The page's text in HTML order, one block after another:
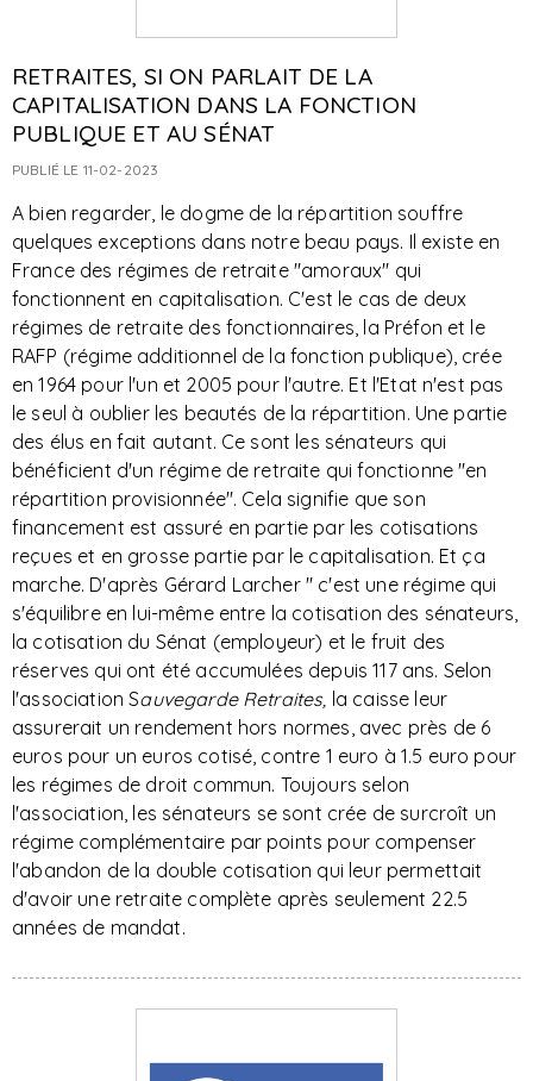
RETRAITES, SI ON PARLAIT DE LA
CAPITALISATION DANS LA FONCTION
PUBLIQUE ET AU SÉNAT
PUBLIÉ LE 11-02-2023
A bien regarder, le dogme de la répartition souffre
quelques exceptions dans notre beau pays. Il existe en
France des régimes de retraite "amoraux" qui
fonctionnent en capitalisation. C'est le cas de deux
régimes de retraite des fonctionnaires, la Préfon et le
RAFP (régime additionnel de la fonction publique), crée
en 1964 pour l'un et 2005 pour l'autre. Et l'Etat n'est pas
le seul à oublier les beautés de la répartition. Une partie
des élus en fait autant. Ce sont les sénateurs qui
bénéficient d'un régime de retraite qui fonctionne "en
répartition provisionnée". Cela signifie que son
financement est assuré en partie par les cotisations
reçues et en grosse partie par le capitalisation. Et ça
marche. D'après Gérard Larcher " c'est une régime qui
s'équilibre en lui-même entre la cotisation des sénateurs,
la cotisation du Sénat (employeur) et le fruit des
réserves qui ont été accumulées depuis 117 ans. Selon
l'association Sauvegarde Retraites, la caisse leur
assurerait un rendement hors normes, avec près de 6
euros pour un euros cotisé, contre 1 euro à 1.5 euro pour
les régimes de droit commun. Toujours selon
l'association, les sénateurs se sont crée de surcroît un
régime complémentaire par points pour compenser
l'abandon de la double cotisation qui leur permettait
d'avoir une retraite complète après seulement 22.5
années de mandat.